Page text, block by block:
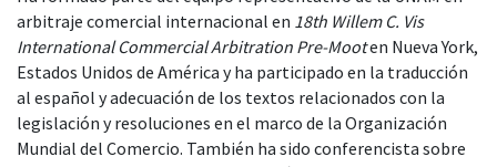
arbitraje comercial internacional en 18th Willem C. Vis
International Commercial Arbitration Pre-Mooten Nueva York,
Estados Unidos de América y ha participado en la traducción
al español y adecuación de los textos relacionados con la
legislación y resoluciones en el marco de la Organización
Mundial del Comercio. También ha sido conferencista sobre